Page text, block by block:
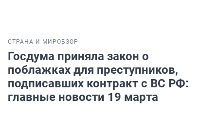
СТРАНА И МИРОБЗОР
Госдума приняла закон о
поблажках для преступников,
подписавших контракт с ВС РФ:
главные новости 19 марта